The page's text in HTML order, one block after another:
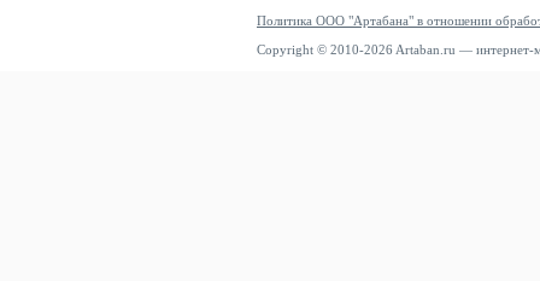
Политика ООО "Артабана" в отношении
Copyright © 2010-2026 Artaban.ru — интернет-